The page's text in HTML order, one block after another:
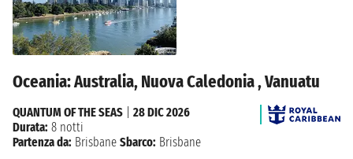
Oceania: Australia, Nuova Caledonia , Vanuatu
QUANTUM OF THE SEAS
28 DIC 2026
Durata: 8 notti
Partenza da: Brisbane Sbarco: Brisbane